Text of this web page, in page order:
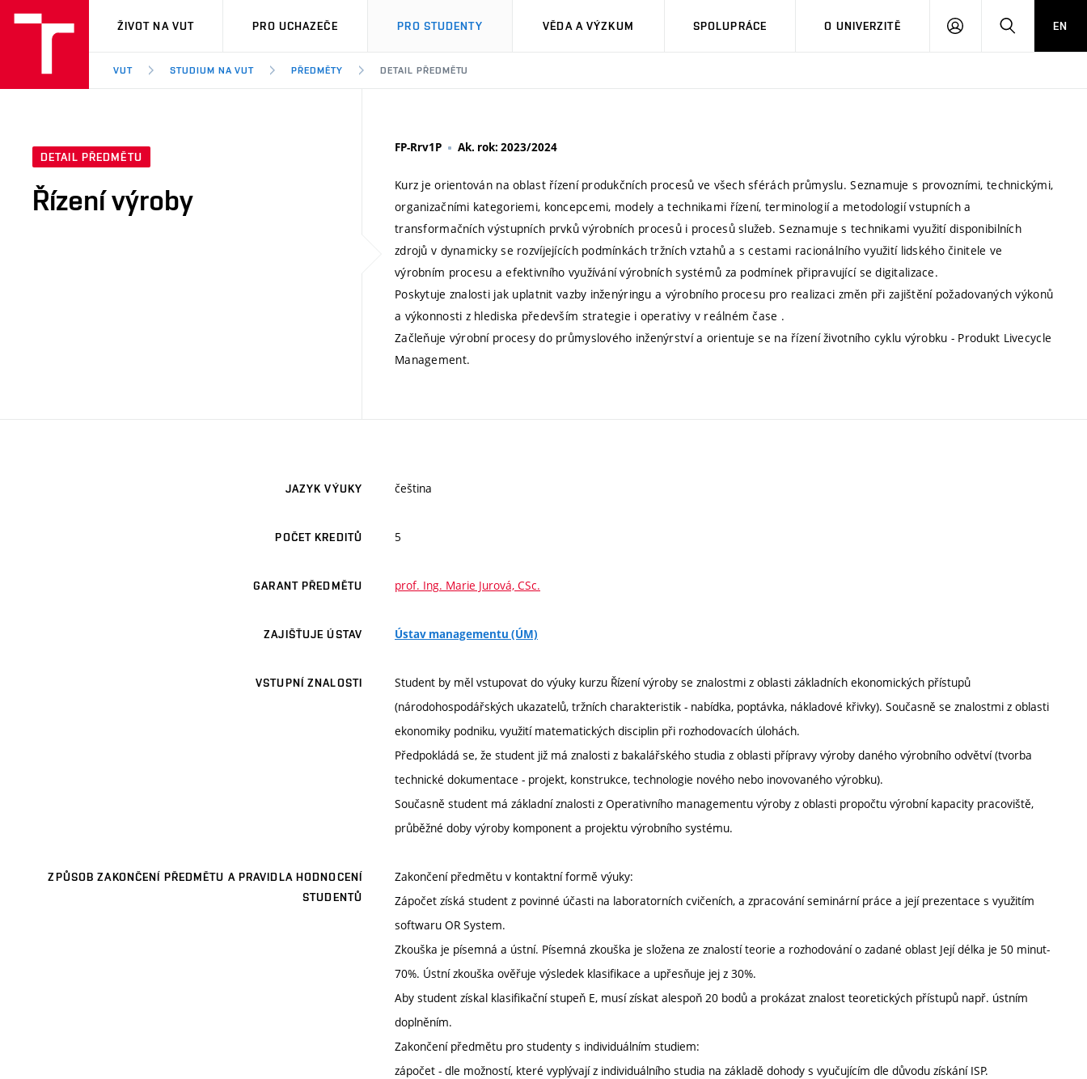
VUT
ŽIVOT NA VUT PRO UCHAZEČE PRO STUDENTY VĚDA A VÝZKUM SPOLUPRÁCE O UNIVERZITĚ
PŘIHLÁSIT HLEDATEN
VUT STUDIUM NA VUT PŘEDMĚTY DETAIL PŘEDMĚTU
DETAIL PŘEDMĚTU
Řízení výroby
FP-Rrv1P Ak. rok: 2023/2024
Kurz je orientován na oblast řízení produkčních procesů ve všech sférách průmyslu. Seznamuje s provozními, technickými,
organizačními kategoriemi, koncepcemi, modely a technikami řízení, terminologií a metodologií vstupních a
transformačních výstupních prvků výrobních procesů i procesů služeb. Seznamuje s technikami využití disponibilních
zdrojů v dynamicky se rozvíjejících podmínkách tržních vztahů a s cestami racionálního využití lidského činitele ve
výrobním procesu a efektivního využívání výrobních systémů za podmínek připravující se digitalizace.
Poskytuje znalosti jak uplatnit vazby inženýringu a výrobního procesu pro realizaci změn při zajištění požadovaných výkonů
a výkonnosti z hlediska především strategie i operativy v reálném čase .
Začleňuje výrobní procesy do průmyslového inženýrství a orientuje se na řízení životního cyklu výrobku - Produkt Livecycle
Management.
JAZYK VÝUKY čeština
POČET KREDITŮ 5
GARANT PŘEDMĚTU prof. Ing. Marie Jurová, CSc.
ZAJIŠŤUJE ÚSTAV Ústav managementu (ÚM)
VSTUPNÍ ZNALOSTI
Student by měl vstupovat do výuky kurzu Řízení výroby se znalostmi z oblasti základních ekonomických přístupů
(národohospodářských ukazatelů, tržních charakteristik - nabídka, poptávka, nákladové křivky). Současně se znalostmi z oblasti
ekonomiky podniku, využití matematických disciplin při rozhodovacích úlohách.
Předpokládá se, že student již má znalosti z bakalářského studia z oblasti přípravy výroby daného výrobního odvětví (tvorba
technické dokumentace - projekt, konstrukce, technologie nového nebo inovovaného výrobku).
Současně student má základní znalosti z Operativního managementu výroby z oblasti propočtu výrobní kapacity pracoviště,
průběžné doby výroby komponent a projektu výrobního systému.
ZPŮSOB ZAKONČENÍ PŘEDMĚTU A PRAVIDLA HODNOCENÍ
STUDENTŮ
Zakončení předmětu v kontaktní formě výuky:
Zápočet získá student z povinné účasti na laboratorních cvičeních, a zpracování seminární práce a její prezentace s využitím
softwaru OR System.
Zkouška je písemná a ústní. Písemná zkouška je složena ze znalostí teorie a rozhodování o zadané oblast Její délka je 50 minut-
70%. Ústní zkouška ověřuje výsledek klasifikace a upřesňuje jej z 30%.
Aby student získal klasifikační stupeň E, musí získat alespoň 20 bodů a prokázat znalost teoretických přístupů např. ústním
doplněním.
Zakončení předmětu pro studenty s individuálním studiem:
zápočet - dle možností, které vyplývají z individuálního studia na základě dohody s vyučujícím dle důvodu získání ISP.